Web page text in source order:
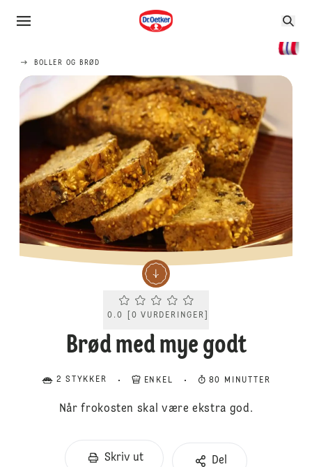
BOLLER OG BRØD
Current rating 0.0. Click to rate.
0.0 0 VURDERINGER
Brød med mye godt
2 STYKKER ENKEL 80 MINUTTER
Når frokosten skal være ekstra god.
Skriv ut Del